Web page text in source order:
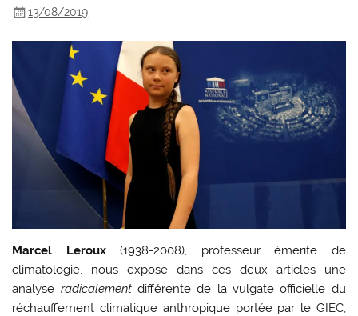
13/08/2019
Marcel Leroux(1938-2008), professeur émérite de
climatologie, nous expose dans ces deux articles une
analyse radicalementdifférente de la vulgate officielle du
réchauffement climatique anthropique portée par le GIEC,